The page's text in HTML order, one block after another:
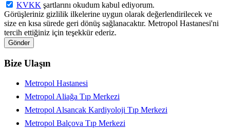
KVKK şartlarını okudum kabul ediyorum.
Görüşleriniz gizlilik ilkelerine uygun olarak değerlendirilecek ve
size en kısa sürede geri dönüş sağlanacaktır. Metropol Hastanesi'ni
tercih ettiğiniz için teşekkür ederiz.
Gönder
Bize Ulaşın
Metropol Hastanesi
Metropol Aliağa Tıp Merkezi
Metropol Alsancak Kardiyoloji Tıp Merkezi
Metropol Balçova Tıp Merkezi